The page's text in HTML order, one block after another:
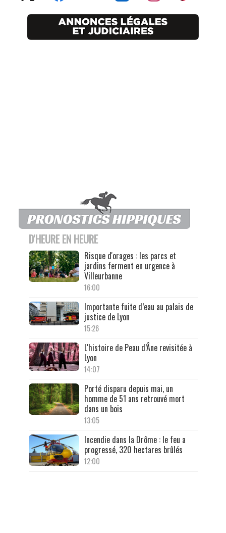
D'HEURE EN HEURE
Risque d'orages : les parcs et
jardins ferment en urgence à
Villeurbanne
16:00
Importante fuite d’eau au palais de
justice de Lyon
15:26
L'histoire de Peau d’Âne revisitée à
Lyon
14:07
Porté disparu depuis mai, un
homme de 51 ans retrouvé mort
dans un bois
13:05
Incendie dans la Drôme : le feu a
progressé, 320 hectares brûlés
12:00